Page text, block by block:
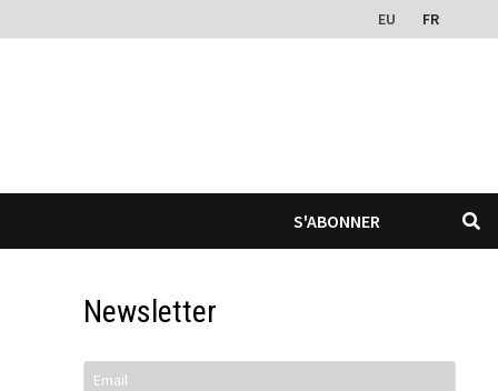
EU FR
S'ABONNER
Newsletter